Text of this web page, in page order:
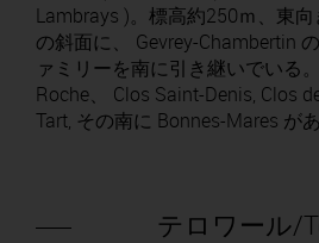
Lambrays )。標高約250ｍ、東
の斜面に、 Gevrey-Chambertin
ァミリーを南に引き継いでいる
Roche、 Clos Saint-Denis, Clos
Tart, その南に Bonnes-Mares があ
テロワール/